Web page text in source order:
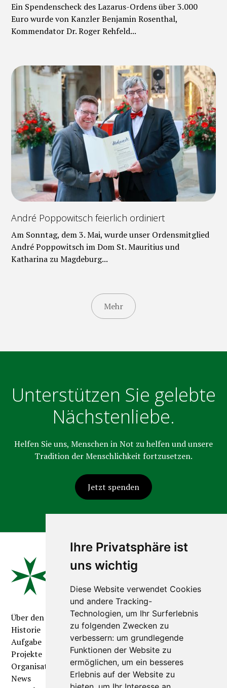
Ihre Privatsphäre ist
uns wichtig
Diese Website verwendet Cookies
und andere Tracking-
Technologien, um Ihr Surferlebnis
zu folgenden Zwecken zu
verbessern: um grundlegende
Funktionen der Website zu
ermöglichen, um ein besseres
Erlebnis auf der Website zu
Ein Spendenscheck des Lazarus-Ordens über 3.000
Euro wurde von Kanzler Benjamin Rosenthal,
Kommendator Dr. Roger Rehfeld...
André Poppowitsch feierlich ordiniert
Am Sonntag, dem 3. Mai, wurde unser Ordensmitglied
André Poppowitsch im Dom St. Mauritius und
Katharina zu Magdeburg...
Mehr
Unterstützen Sie gelebte
Nächstenliebe.
Helfen Sie uns, Menschen in Not zu helfen und unsere
Tradition der Menschlichkeit fortzusetzen.
Jetzt spenden
Über den Orden
Historie
Aufgabe
Projekte
Organisation
News